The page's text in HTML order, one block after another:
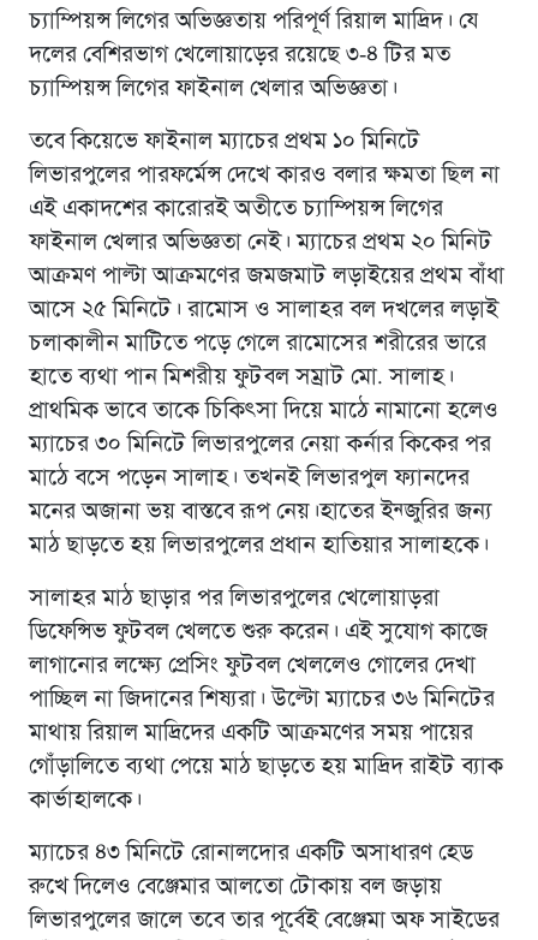
চ্যাম্পিয়ন্স লিগের অভিজ্ঞতায় পরিপূর্ণ রিয়াল মাদ্রিদ। যে
দলের বেশিরভাগ খেলোয়াড়ের রয়েছে ৩-৪ টির মত
চ্যাম্পিয়ন্স লিগের ফাইনাল খেলার অভিজ্ঞতা।
তবে কিয়েভে ফাইনাল ম্যাচের প্রথম ১০ মিনিটে
লিভারপুলের পারফর্মেন্স দেখে কারও বলার ক্ষমতা ছিল না
এই একাদশের কারোরই অতীতে চ্যাম্পিয়ন্স লিগের
ফাইনাল খেলার অভিজ্ঞতা নেই। ম্যাচের প্রথম ২০ মিনিট
আক্রমণ পাল্টা আক্রমণের জমজমাট লড়াইয়ের প্রথম বাঁধা
আসে ২৫ মিনিটে। রামোস ও সালাহর বল দখলের লড়াই
চলাকালীন মাটিতে পড়ে গেলে রামোসের শরীরের ভারে
হাতে ব্যথা পান মিশরীয় ফুটবল সম্রাট মো. সালাহ।
প্রাথমিক ভাবে তাকে চিকিৎসা দিয়ে মাঠে নামানো হলেও
ম্যাচের ৩০ মিনিটে লিভারপুলের নেয়া কর্নার কিকের পর
মাঠে বসে পড়েন সালাহ। তখনই লিভারপুল ফ্যানদের
মনের অজানা ভয় বাস্তবে রূপ নেয়।হাতের ইন্জুরির জন্য
মাঠ ছাড়তে হয় লিভারপুলের প্রধান হাতিয়ার সালাহকে।
সালাহর মাঠ ছাড়ার পর লিভারপুলের খেলোয়াড়রা
ডিফেন্সিভ ফুটবল খেলতে শুরু করেন। এই সুযোগ কাজে
লাগানোর লক্ষ্যে প্রেসিং ফুটবল খেললেও গোলের দেখা
পাচ্ছিল না জিদানের শিষ্যরা। উল্টো ম্যাচের ৩৬ মিনিটের
মাথায় রিয়াল মাদ্রিদের একটি আক্রমণের সময় পায়ের
গোঁড়ালিতে ব্যথা পেয়ে মাঠ ছাড়তে হয় মাদ্রিদ রাইট ব্যাক
কার্ভাহালকে।
ম্যাচের ৪৩ মিনিটে রোনালদোর একটি অসাধারণ হেড
রুখে দিলেও বেঞ্জেমার আলতো টোকায় বল জড়ায়
লিভারপুলের জালে তবে তার পূর্বেই বেঞ্জেমা অফ সাইডের